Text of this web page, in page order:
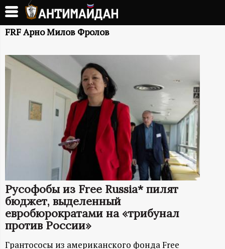
Перейти
основному
А
Н
Т
И
Й
Д
А
FRF Арно Милов Фролов
Русофобы из Free Russia* пилят
бюджет, выделенный
евробюрократами на «трибунал
против России»
Грантососы из американского фонда Free